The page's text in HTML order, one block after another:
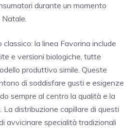
durante un momento
classico: la linea Favorina include
e versioni biologiche, tutte
produttivo simile. Queste
di soddisfare gusti e esigenze
sempre al centro la qualità e la
La distribuzione capillare di questi
avvicinare specialità tradizionali